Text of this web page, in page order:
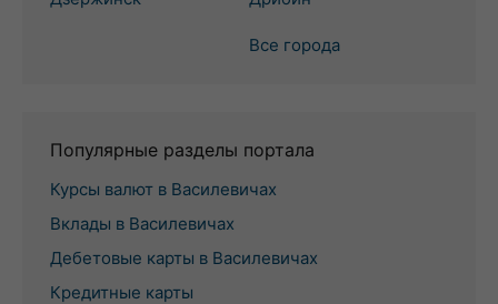
Все города
Популярные разделы портала
Курсы валют в Василевичах
Вклады в Василевичах
Дебетовые карты в Василевичах
Кредитные карты